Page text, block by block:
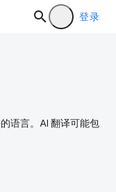
登录
语言。AI 翻译可能包